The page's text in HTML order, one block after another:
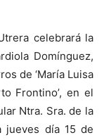
celebrará la
Domínguez,
de ‘María Luisa
Frontino’, en el
Ntra. Sra. de la
jueves día 15 de